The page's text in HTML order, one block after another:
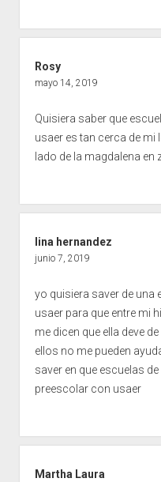
Rosy
mayo 14, 2019
Quisiera saber que
usaer es tan cerca de mi
lado de la magdalena en
lina hernandez
junio 7, 2019
yo quisiera saver de una
usaer para que entre mi
me dicen que ella deve
ellos no me pueden
saver en que escuelas
preescolar con usaer
Martha Laura